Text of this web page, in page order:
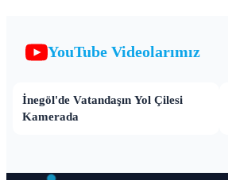
YouTube Videolarımız
İnegöl'de Vatandaşın Yol Çilesi
Kamerada